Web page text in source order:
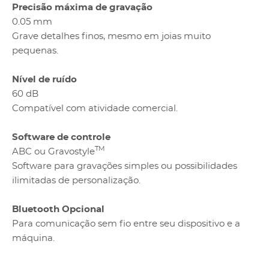
Precisão máxima de gravação
0.05 mm
Grave detalhes finos, mesmo em joias muito
pequenas.
Nível de ruído
60 dB
Compatível com atividade comercial.
Software de controle
ABC ou GravostyleTM
Software para gravações simples ou possibilidades
ilimitadas de personalização.
Bluetooth Opcional
Para comunicação sem fio entre seu dispositivo e a
máquina.